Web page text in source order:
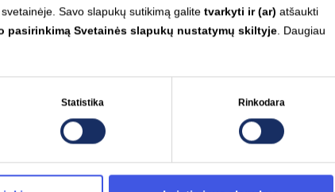
Savo slapukų sutikimą galitetvarkyti ir (ar) atšaukti
pasirinkimą Svetainės slapukų nustatymų skiltyje. Daugiau
Statistika Rinkodara
ir PVM.
Dedamąsias galite rasti puslapio